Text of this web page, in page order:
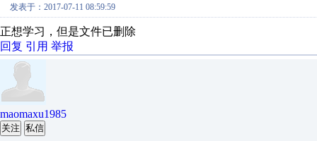
发表于：2017-07-11 08:59:59
正想学习，但是文件已删除
回复 引用 举报
maomaxu1985
关注 私信